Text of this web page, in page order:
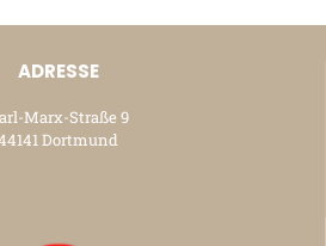
ADRESSE
Marx-Straße 9
Dortmund